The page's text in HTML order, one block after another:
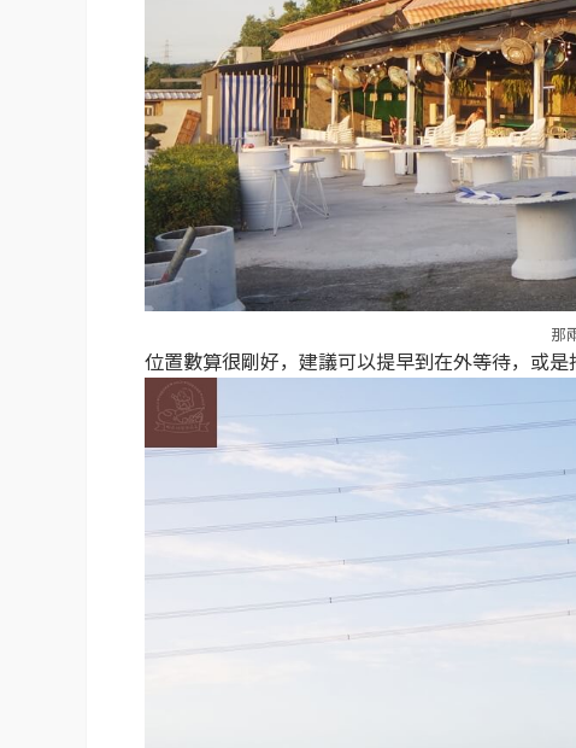
那
位置數算很剛好，建議可以提早到在外等待，或是